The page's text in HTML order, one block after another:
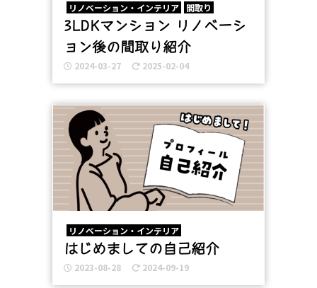
リノベーション・インテリア 間取り
3LDKマンション リノベーシ
ョン後の間取り紹介
2024-03-27 2025-02-04
リノベーション・インテリア
はじめましての自己紹介
2023-08-28 2024-09-19